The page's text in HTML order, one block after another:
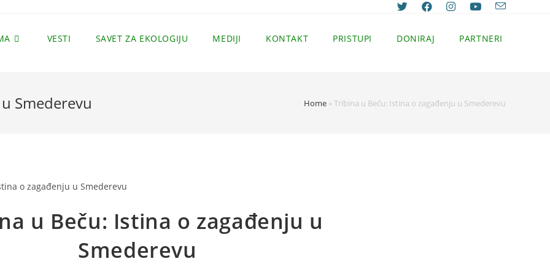
VESTI SAVET ZA EKOLOGIJU MEDIJI KONTAKT PRISTUPI DONIRAJ PARTNERI
Smederevu Home »Tribina u Beču: Istina o zagađenju u Smederevu
u Beču: Istina o zagađenju u
Smederevu